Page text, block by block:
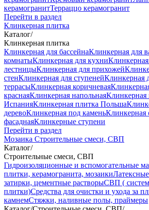
керамогранитТерраццо керамогранит
Перейти в раздел
Клинкерная плитка
Каталог/
Клинкерная плитка
Клинкерная для бассейнаКлинкерная для
комнатыКлинкерная для кухни
лестницыКлинкерная для прихожей
стенКлинкерная для ступенейКлинкерная
террасыКлинкерная коричневая
краснаяКлинкерная напольнаяКлинкерная
ИспанияКлинкерная плитка Польша
деревоКлинкерная под каменьКлинкерная
фасаднаяКлинкерные ступени
Перейти в раздел
Мозаика Строительные смеси, СВП
Каталог/
Строительные смеси, СВП
Гидроизоляционные и вспомогательные
плитки, керамогранита, мозаики
затирки, цементные растворыСВП (
плитки)Средства для очистки и ухода за
камнемСтяжки, наливные полы, праймеры